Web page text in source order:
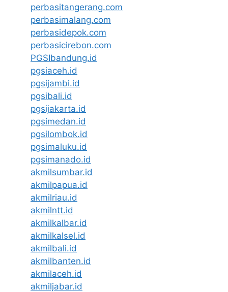
perbasitangerang.com
perbasimalang.com
perbasidepok.com
perbasicirebon.com
PGSIbandung.id
pgsiaceh.id
pgsijambi.id
pgsibali.id
pgsijakarta.id
pgsimedan.id
pgsilombok.id
pgsimaluku.id
pgsimanado.id
akmilsumbar.id
akmilpapua.id
akmilriau.id
akmilntt.id
akmilkalbar.id
akmilkalsel.id
akmilbali.id
akmilbanten.id
akmilaceh.id
akmiljabar.id